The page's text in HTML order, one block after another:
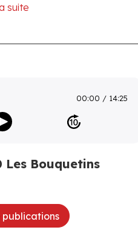
suite
00:00 14:25
Bouquetins
publications